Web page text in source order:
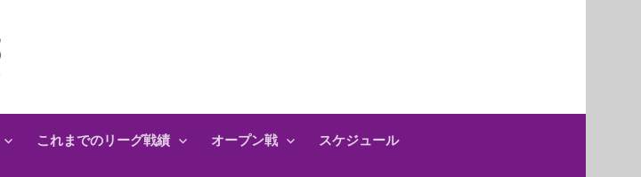
これまでのリーグ戦績 オープン戦 スケジュール